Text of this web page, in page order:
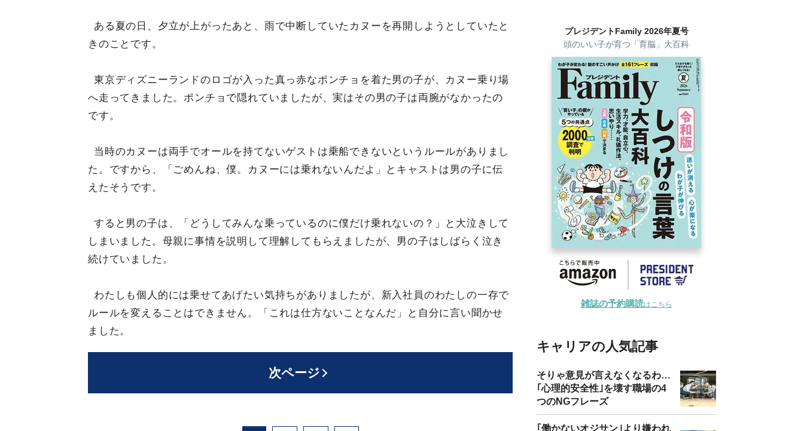
ある夏の日、夕立が上がったあと、雨で中断していたカヌーを再開しようとしていたと
きのことです。
東京ディズニーランドのロゴが入った真っ赤なポンチョを着た男の子が、カヌー乗り場
へ走ってきました。ポンチョで隠れていましたが、実はその男の子は両腕がなかったの
です。
当時のカヌーは両手でオールを持てないゲストは乗船できないというルールがありまし
た。ですから、「ごめんね、僕。カヌーには乗れないんだよ」とキャストは男の子に伝
えたそうです。
すると男の子は、「どうしてみんな乗っているのに僕だけ乗れないの？」と大泣きして
しまいました。母親に事情を説明して理解してもらえましたが、男の子はしばらく泣き
続けていました。
わたしも個人的には乗せてあげたい気持ちがありましたが、新入社員のわたしの一存で
ルールを変えることはできません。「これは仕方ないことなんだ」と自分に言い聞かせ
ました。
次ページ
プレジデントFamily 2026年夏号
頭のいい子が育つ「育脳」大百科
雑誌の予約購読はこちら
キャリアの人気記事
そりゃ意見が言えなくなるわ…
｢心理的安全性｣を壊す職場の4
つのNGフレーズ
｢働かないオジサン｣より嫌われ